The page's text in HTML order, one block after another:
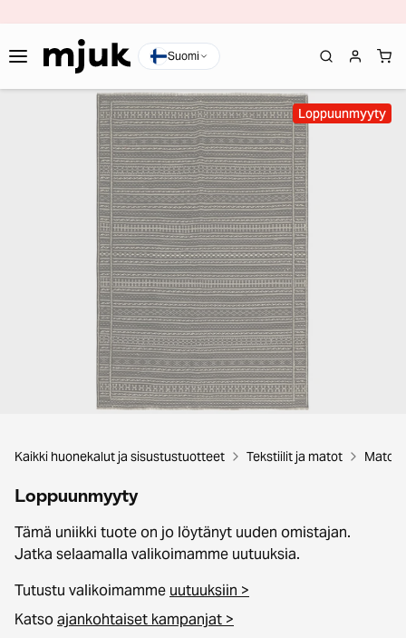
Suomi
Loppuunmyyty
Kaikki huonekalut ja sisustustuotteet Tekstiilit ja matot Matot
Loppuunmyyty
Tämä uniikki tuote on jo löytänyt uuden omistajan.
Jatka selaamalla valikoimamme uutuuksia.
Tutustu valikoimamme uutuuksiin >
Katsoajankohtaiset kampanjat >